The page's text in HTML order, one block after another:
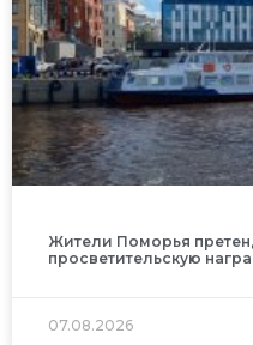
Жители Поморья
просветительскую
07.08.2026